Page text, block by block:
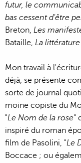
futur, le
bas cessent d'être
Breton, Les
Bataille, La
Mon travail à
déjà, se présente
sorte de journal
moine copiste du
"Le Nom de la rose"
inspiré du roman
film de Pasolini, "Le
Boccace ; ou